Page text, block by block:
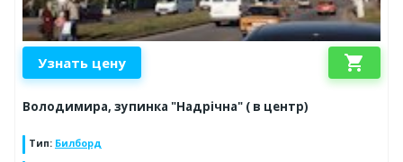
Узнать цену shopping_cart
Володимира, зупинка "Надрічна" ( в центр)
Тип: Билборд